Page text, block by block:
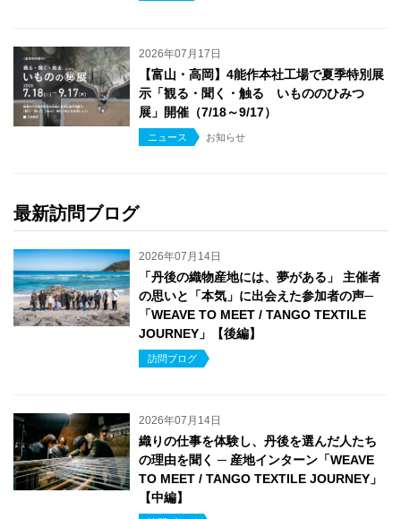
2026年07月17日
【富山・高岡】4能作本社工場で夏季特別展
示「観る・聞く・触る いもののひみつ
展」開催（7/18～9/17）
ニュース お知らせ
最新訪問ブログ
2026年07月14日
「丹後の織物産地には、夢がある」 主催者
の思いと「本気」に出会えた参加者の声─
「WEAVE TO MEET / TANGO TEXTILE
JOURNEY」【後編】
訪問ブログ
2026年07月14日
織りの仕事を体験し、丹後を選んだ人たち
の理由を聞く ─ 産地インターン「WEAVE
TO MEET / TANGO TEXTILE JOURNEY」
【中編】